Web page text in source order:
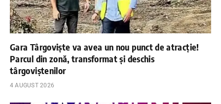
Gara Târgoviște va avea un nou punct de atracție!
Parcul din zonă, transformat și deschis
târgoviștenilor
4 AUGUST 2026